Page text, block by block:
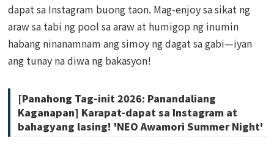
dapat sa Instagram buong taon. Mag-enjoy sa sikat ng
araw sa tabi ng pool sa araw at humigop ng inumin
habang ninanamnam ang simoy ng dagat sa gabi—iyan
ang tunay na diwa ng bakasyon!
[Panahong Tag-init 2026: Panandaliang
Kaganapan] Karapat-dapat sa Instagram at
bahagyang lasing! 'NEO Awamori Summer Night'